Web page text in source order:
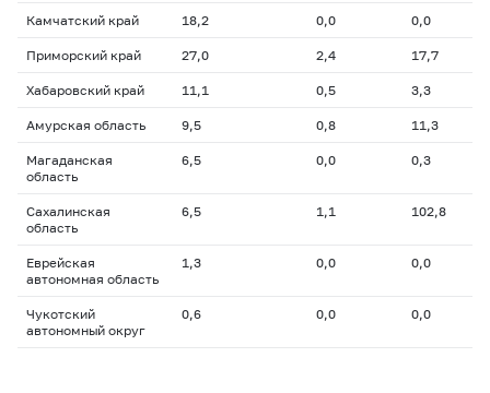
Камчатский край 18,2 0,0 0,0
Приморский край 27,0 2,4 17,7
Хабаровский край 11,1 0,5 3,3
Амурская область 9,5 0,8 11,3
Магаданская
область
6,5 0,0 0,3
Сахалинская
область
6,5 1,1 102,8
Еврейская
автономная область
1,3 0,0 0,0
Чукотский
автономный округ
0,6 0,0 0,0